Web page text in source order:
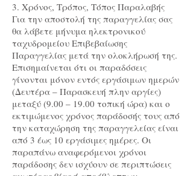
3. Χρόνος, Τρόπος, Τόπος Παραλαβής
Για την αποστολή της παραγγελίας σας
θα λάβετε μήνυμα ηλεκτρονικού
ταχυδρομείου Επιβεβαίωσης
Παραγγελίας μετά την ολοκλήρωσή της.
Επισημαίνεται ότι οι παραδόσεις
γίνονται μόνον εντός εργάσιμων ημερών
(Δευτέρα – Παρασκευή πλην αργίες)
μεταξύ (9.00 – 19.00 τοπική ώρα) και ο
εκτιμώμενος χρόνος παράδοσής τους από
την καταχώρηση της παραγγελείας είναι
από 3 έως 10 εργάσιμες ημέρες. Οι
παραπάνω αναφερόμενοι χρόνοι
παράδοσης δεν ισχύουν σε περιπτώσεις